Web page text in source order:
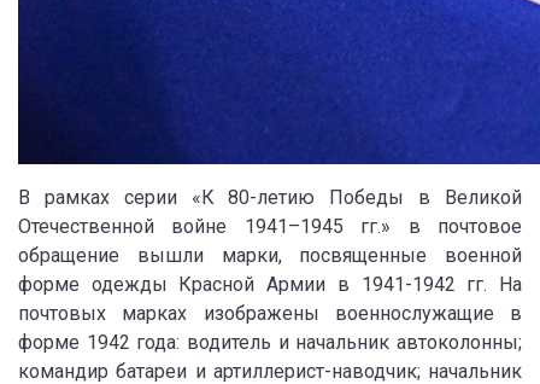
В рамках серии «К 80-летию Победы в Великой
Отечественной войне 1941–1945 гг.» в почтовое
обращение вышли марки, посвященные военной
форме одежды Красной Армии в 1941-1942 гг. На
почтовых марках изображены военнослужащие в
форме 1942 года: водитель и начальник автоколонны;
командир батареи и артиллерист-наводчик; начальник